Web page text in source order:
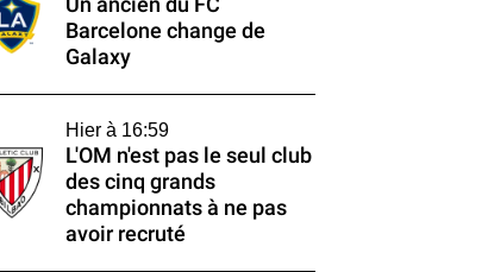
Un ancien du FC
Barcelone change de
Galaxy
Hier à 16:59
L'OM n'est pas le seul club
des cinq grands
championnats à ne pas
avoir recruté